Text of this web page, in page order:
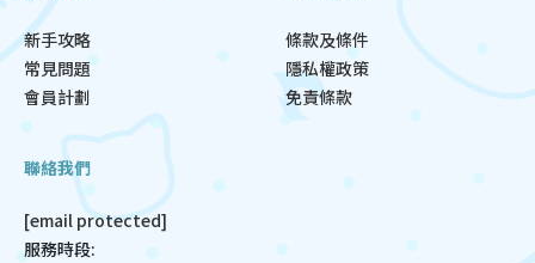
新手攻略
常見問題
會員計劃
條款及條件
隱私權政策
免責條款
聯絡我們
[email protected]
服務時段: